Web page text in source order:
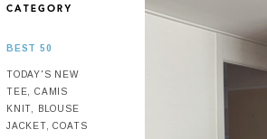
BEST 50
TODAY'S NEW
TEE, CAMIS
KNIT, BLOUSE
JACKET, COATS